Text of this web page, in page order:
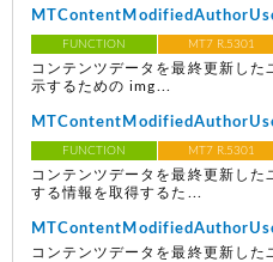
FUNCTION MT7 R.5301
コンテンツデータを最終更新した
示するための img...
FUNCTION MT7 R.5301
コンテンツデータを最終更新した
する情報を取得するた...
コンテンツデータを最終更新した